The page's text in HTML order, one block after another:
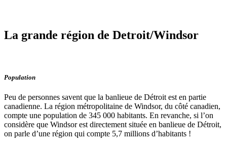
La grande région de Detroit/Windsor
Population
Peu de personnes savent que la banlieue de Détroit est en partie
canadienne. La région métropolitaine de Windsor, du côté canadien,
compte une population de 345 000 habitants. En revanche, si l’on
considère que Windsor est directement située en banlieue de Détroit,
on parle d’une région qui compte 5,7 millions d’habitants !